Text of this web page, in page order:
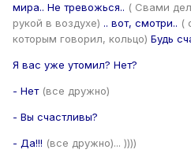
мира.. Не тревожься.. ( Свами
рукой в воздухе) .. вот, смотри.. (
которым говорил, кольцо) Будь
Я вас уже утомил? Нет?
- Нет (все дружно)
- Вы счастливы?
- Да!!! (все дружно)... ))))